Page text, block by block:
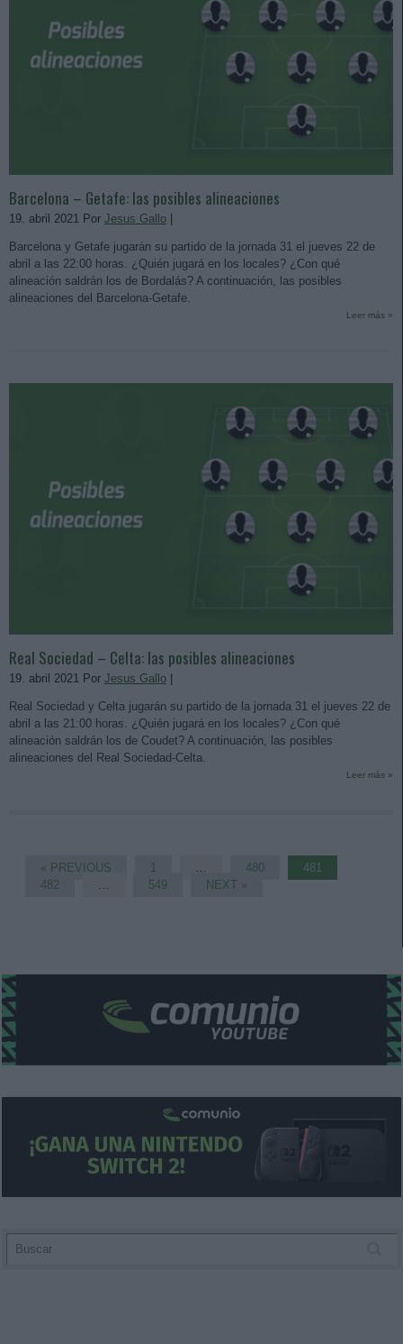
Barcelona – Getafe: las posibles alineaciones
19. abril 2021 Por Jesus Gallo
Barcelona y Getafe jugarán su partido de la jornada 31 el jueves 22 de
abril a las 22:00 horas. ¿Quién jugará en los locales? ¿Con qué
alineación saldrán los de Bordalás? A continuación, las posibles
alineaciones del Barcelona-Getafe.
Leer más »
Real Sociedad – Celta: las posibles alineaciones
19. abril 2021 Por Jesus Gallo
Real Sociedad y Celta jugarán su partido de la jornada 31 el jueves 22 de
abril a las 21:00 horas. ¿Quién jugará en los locales? ¿Con qué
alineación saldrán los de Coudet? A continuación, las posibles
alineaciones del Real Sociedad-Celta.
Leer más »
« PREVIOUS 1 480
481
482
549 NEXT »